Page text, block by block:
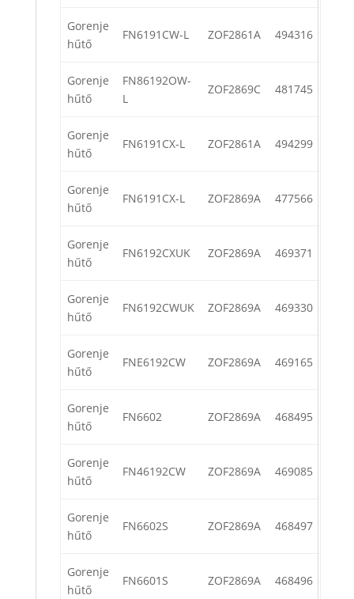
Gorenje
hűtő
FN6191CW-L ZOF2861A 494316
Gorenje
hűtő
FN86192OW-
L
ZOF2869C 481745
Gorenje
hűtő
FN6191CX-L ZOF2861A 494299
Gorenje
hűtő
FN6191CX-L ZOF2869A 477566
Gorenje
hűtő
FN6192CXUK ZOF2869A 469371
Gorenje
hűtő
FN6192CWUK ZOF2869A 469330
Gorenje
hűtő
FNE6192CW ZOF2869A 469165
Gorenje
hűtő
FN6602 ZOF2869A 468495
Gorenje
hűtő
FN46192CW ZOF2869A 469085
Gorenje
hűtő
FN6602S ZOF2869A 468497
Gorenje
hűtő
FN6601S ZOF2869A 468496